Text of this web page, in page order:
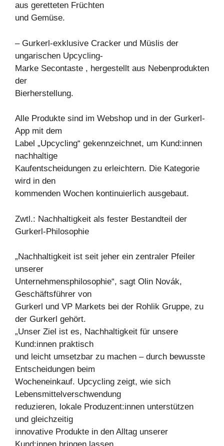
aus geretteten Früchten
und Gemüse.
– Gurkerl-exklusive Cracker und Müslis der
ungarischen Upcycling-
Marke Secontaste , hergestellt aus Nebenprodukten
der
Bierherstellung.
Alle Produkte sind im Webshop und in der Gurkerl-
App mit dem
Label „Upcycling“ gekennzeichnet, um Kund:innen
nachhaltige
Kaufentscheidungen zu erleichtern. Die Kategorie
wird in den
kommenden Wochen kontinuierlich ausgebaut.
Zwtl.: Nachhaltigkeit als fester Bestandteil der
Gurkerl-Philosophie
„Nachhaltigkeit ist seit jeher ein zentraler Pfeiler
unserer
Unternehmensphilosophie“, sagt Olin Novák,
Geschäftsführer von
Gurkerl und VP Markets bei der Rohlik Gruppe, zu
der Gurkerl gehört.
„Unser Ziel ist es, Nachhaltigkeit für unsere
Kund:innen praktisch
und leicht umsetzbar zu machen – durch bewusste
Entscheidungen beim
Wocheneinkauf. Upcycling zeigt, wie sich
Lebensmittelverschwendung
reduzieren, lokale Produzent:innen unterstützen
und gleichzeitig
innovative Produkte in den Alltag unserer